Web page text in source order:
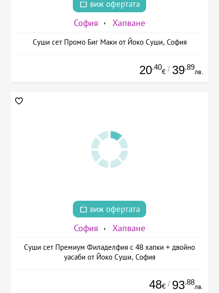
виж офертата
София Хапване
Суши сет Промо Биг Маки от Йоко Суши, София
20.40
€ / 39.89
лв.
виж офертата
София Хапване
Суши сет Премиум Филаделфия с 48 хапки + двойно
уасаби от Йоко Суши, София
48€ / 93.88
лв.